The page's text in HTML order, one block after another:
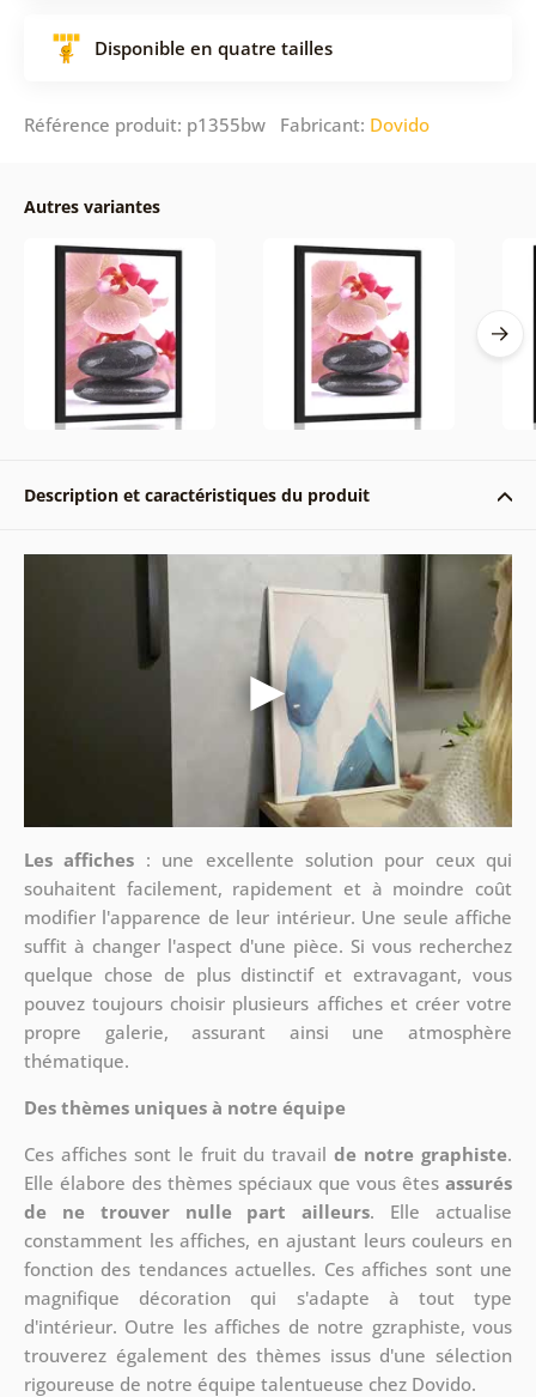
Disponible en quatre tailles
Référence produit: p1355bw Fabricant: Dovido
Autres variantes
Description et caractéristiques du produit
Les affiches : une excellente solution pour ceux qui
souhaitent facilement, rapidement et à moindre coût
modifier l'apparence de leur intérieur. Une seule affiche
suffit à changer l'aspect d'une pièce. Si vous recherchez
quelque chose de plus distinctif et extravagant, vous
pouvez toujours choisir plusieurs affiches et créer votre
propre galerie, assurant ainsi une atmosphère
thématique.
Des thèmes uniques à notre équipe
Ces affiches sont le fruit du travail de notre graphiste.
Elle élabore des thèmes spéciaux que vous êtesassurés
de ne trouver nulle part ailleurs. Elle actualise
constamment les affiches, en ajustant leurs couleurs en
fonction des tendances actuelles. Ces affiches sont une
magnifique décoration qui s'adapte à tout type
d'intérieur. Outre les affiches de notre gzraphiste, vous
trouverez également des thèmes issus d'une sélection
rigoureuse de notre équipe talentueuse chez Dovido.